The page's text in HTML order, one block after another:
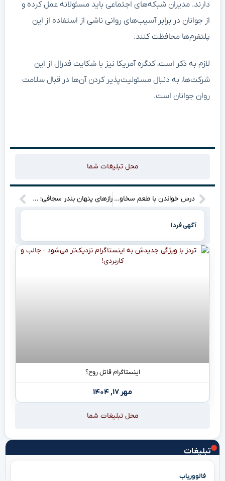
تبلیغات
فالووریاب
دارند. مدیران شبکه‌های اجتماعی باید مسئولانه عمل کرده و
از جوانان در برابر آسیب‌های روانی ناشی از استفاده از این
پلتفرم‌ها محافظت کنند.
لازم به ذکر است، کنگره آمریکا نیز با شکایت فدرال از این
شرکت‌ها، به دنبال مسئولیت‌پذیر کردن آن‌ها در قبال سلامت
روان جوانان است.
محل تبلیغات شما
درس خواندن با طعم سخاوت: هفده هزار میلیارد، هدیه نیکوکاران به مدارس! رازهای پنهان بندر سجافی؛ دستور فوری برای رفع ابهام!
آگهی فردا
اینستاگرام قاتل روح؟
مهر ۱۷, ۱۴۰۴
محل تبلیغات شما